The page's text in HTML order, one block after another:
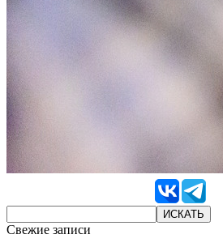
Свежие записи